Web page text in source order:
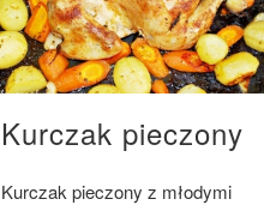
Kurczak pieczony
Kurczak pieczony z młodymi